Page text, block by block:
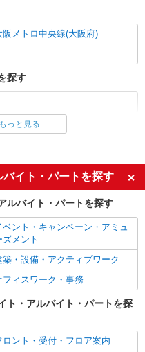
阪メトロ中央線(大阪府)
探す
人を探す
探す
経験歓迎
卒・第二新卒歓迎
婦・主夫歓迎
歴不問
ドル（40代～）活躍中
ニア（60代～）活躍中
全週休2日制
っと見る
イト・パートを探す
ルバイト・パートを探す
ベント・キャンペーン・アミュ
ズメント
築・設備・アクティブワーク
フィスワーク・事務
ト・アルバイト・パートを探
ロント・受付・フロア案内